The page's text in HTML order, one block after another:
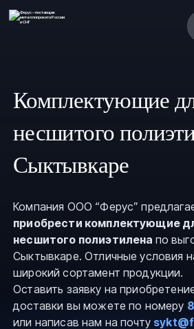
Комплектующие
несшитого
Сыктывкаре
Компания ООО “Ферус”
приобрести комплектующие
несшитого полиэтилена по
Сыктывкаре. Отличные условия
широкий сортамент продукции.
Оставить заявку на
доставки вы можете по номеру
или написав нам на почту